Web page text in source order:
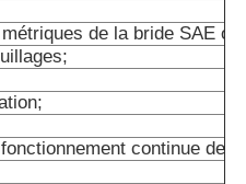
de la bride SAE
continue de